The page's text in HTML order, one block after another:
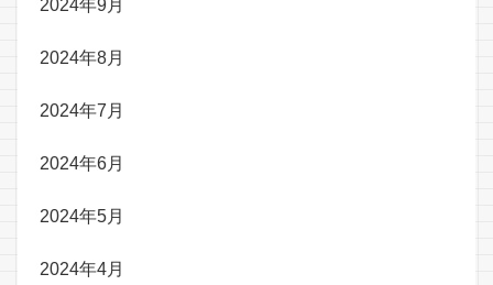
2024年9月
2024年8月
2024年7月
2024年6月
2024年5月
2024年4月